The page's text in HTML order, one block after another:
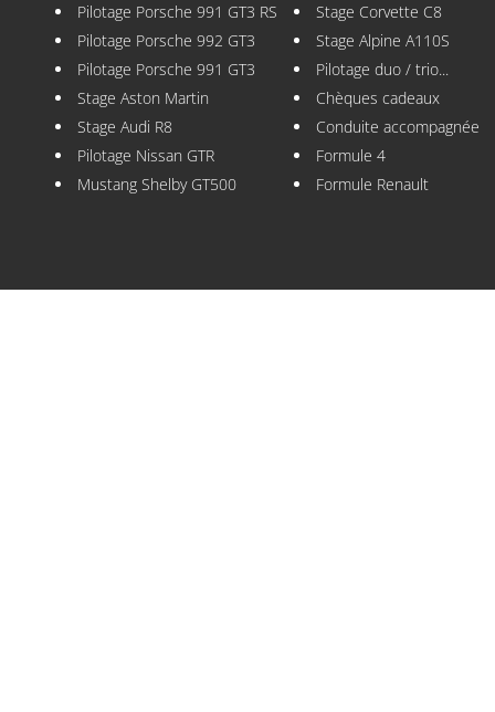
Pilotage Porsche 991 GT3 RS
Pilotage Porsche 992 GT3
Pilotage Porsche 991 GT3
Stage Aston Martin
Stage Audi R8
Pilotage Nissan GTR
Mustang Shelby GT500
Stage Corvette C8
Stage Alpine A110S
Pilotage duo / trio...
Chèques cadeaux
Conduite accompagnée
Formule 4
Formule Renault